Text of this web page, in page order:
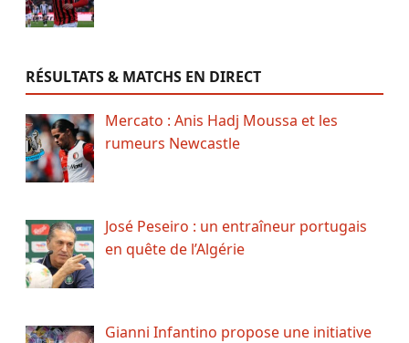
RÉSULTATS & MATCHS EN DIRECT
Mercato : Anis Hadj Moussa et les
rumeurs Newcastle
José Peseiro : un entraîneur portugais
en quête de l’Algérie
Gianni Infantino propose une initiative